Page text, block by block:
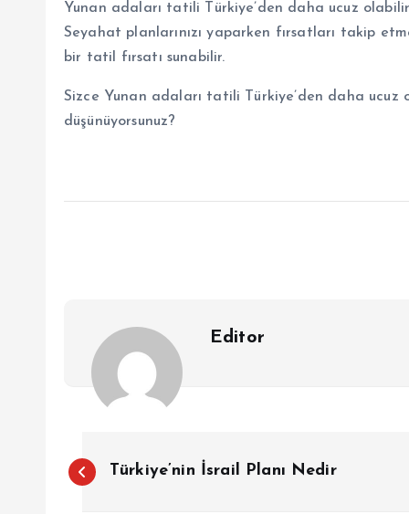
Yunan adaları tatili Türkiye’den daha ucuz
Seyahat planlarınızı yaparken fırsatları takip
bir tatil fırsatı sunabilir.
Sizce Yunan adaları tatili Türkiye’den daha
düşünüyorsunuz?
Editor
Y
Türkiye’nin İsrail Planı Nedir